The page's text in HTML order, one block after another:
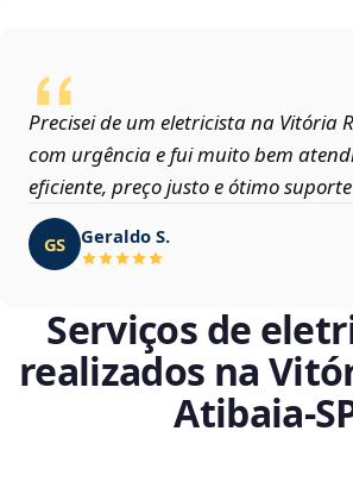
Precisei de um eletricista na Vitória
com urgência e fui muito bem
eficiente, preço justo e ótimo
GS Geraldo S.
Serviços de
realizados na